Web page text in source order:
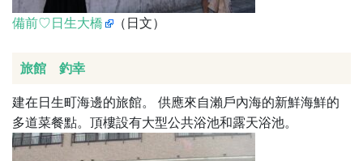
備前♡日生大橋 （日文）
旅館 釣幸
建在日生町海邊的旅館。 供應來自瀨戶內海的新鮮海鮮的
多道菜餐點。頂樓設有大型公共浴池和露天浴池。